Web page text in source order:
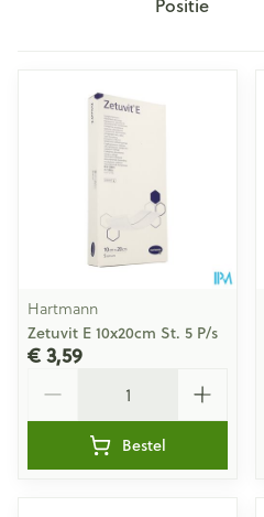
Sorteer op:
Hartmann
Zetuvit E 10x20cm St. 5 P/s
€ 3,59
Bestel